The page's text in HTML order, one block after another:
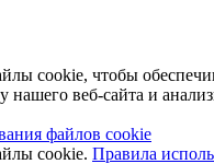
cookie, чтобы
нашего веб-сайта и
файлов cookie
cookie. Правила